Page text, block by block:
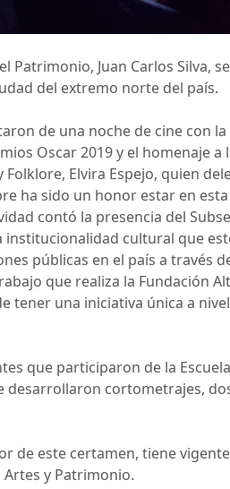
Juan Carlos Silva,
del extremo norte del país.
de una noche de cine con
Oscar 2019 y el homenaje
Elvira Espejo, quien
ha sido un honor estar en
contó la presencia del
cultural que
públicas en el país a través
que realiza la Fundación
tener una iniciativa única a
que participaron de la
desarrollaron cortometrajes,
de este certamen, tiene
y Patrimonio.